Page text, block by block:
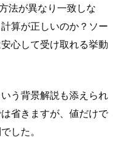
法が異なり一致しな
算が正しいのか？ソー
心して受け取れる挙動
う背景解説も添えられ
省きますが、値だけで
した。